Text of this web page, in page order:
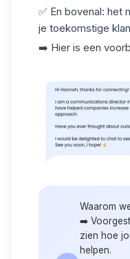
✅ En bovenal: het
je toekomstige
➡️ Hier is een
Waarom
➡️
zien hoe
helpen.